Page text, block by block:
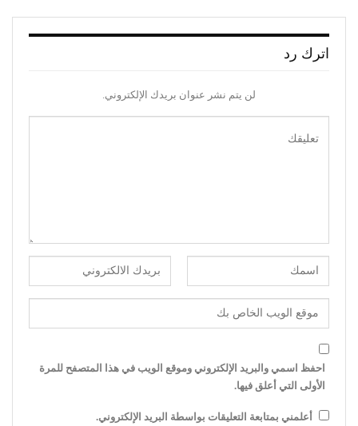
اترك رد
لن يتم نشر عنوان بريدك الإلكتروني.
احفظ اسمي والبريد الإلكتروني وموقع الويب في هذا المتصفح للمرة
الأولى التي أعلق فيها.
أعلمني بمتابعة التعليقات بواسطة البريد الإلكتروني.